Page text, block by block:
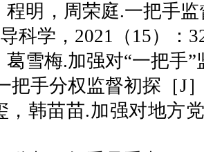
程明，周荣庭.一把
科学，2021（15）：
葛雪梅.加强对“一把手
把手分权监督初探［J
，韩苗苗.加强对地方